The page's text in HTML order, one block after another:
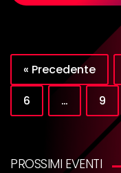
« Precedente
6
… 9
PROSSIMI EVENTI